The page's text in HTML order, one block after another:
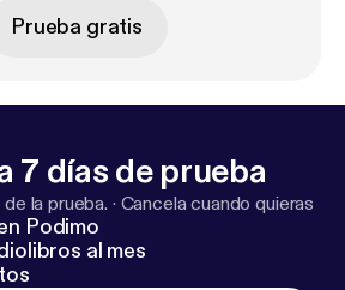
Prueba gratis
7 días de prueba
la prueba. · Cancela cuando quieras
Podimo
al mes